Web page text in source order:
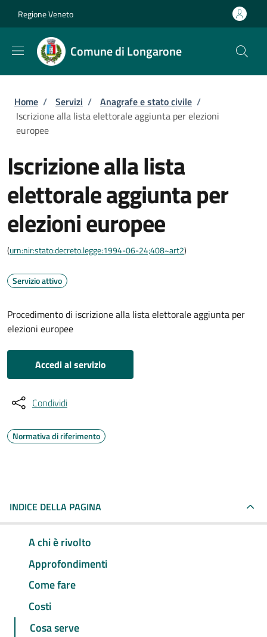
Regione Veneto
Comune di Longarone
Briciole di pane
Home / Servizi / Anagrafe e stato civile /
Iscrizione alla lista elettorale aggiunta per elezioni
europee
Iscrizione alla lista
elettorale aggiunta per
elezioni europee
(urn:nir:stato:decreto.legge:1994-06-24;408~art2)
Servizio attivo
Procedimento di iscrizione alla lista elettorale aggiunta per
elezioni europee
Accedi al servizio
Condividi
Normativa di riferimento
INDICE DELLA PAGINA
A chi è rivolto
Approfondimenti
Come fare
Costi
Cosa serve